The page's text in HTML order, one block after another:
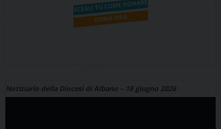
Notiziario della Diocesi di Albano – 18 giugno 2026